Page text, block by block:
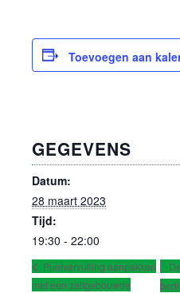
Toevoegen aan
GEGEVENS
Datum:
28 maart 2023
Tijd:
19:30 - 22:00
Puntvervuiling aanpakken
met een zelfgebouwde